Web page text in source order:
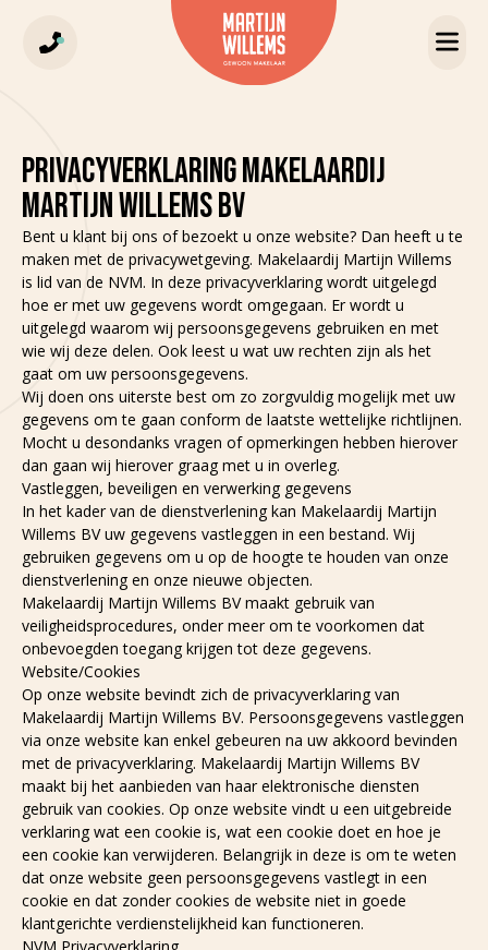
PRIVACYVERKLARING MAKELAARDIJ
MARTIJN WILLEMS BV
Bent u klant bij ons of bezoekt u onze website? Dan heeft u te
maken met de privacywetgeving. Makelaardij Martijn Willems
is lid van de NVM. In deze privacyverklaring wordt uitgelegd
hoe er met uw gegevens wordt omgegaan. Er wordt u
uitgelegd waarom wij persoonsgegevens gebruiken en met
wie wij deze delen. Ook leest u wat uw rechten zijn als het
gaat om uw persoonsgegevens.
Wij doen ons uiterste best om zo zorgvuldig mogelijk met uw
gegevens om te gaan conform de laatste wettelijke richtlijnen.
Mocht u desondanks vragen of opmerkingen hebben hierover
dan gaan wij hierover graag met u in overleg.
Vastleggen, beveiligen en verwerking gegevens
In het kader van de dienstverlening kan Makelaardij Martijn
Willems BV uw gegevens vastleggen in een bestand. Wij
gebruiken gegevens om u op de hoogte te houden van onze
dienstverlening en onze nieuwe objecten.
Makelaardij Martijn Willems BV maakt gebruik van
veiligheidsprocedures, onder meer om te voorkomen dat
onbevoegden toegang krijgen tot deze gegevens.
Website/Cookies
Op onze website bevindt zich de privacyverklaring van
Makelaardij Martijn Willems BV. Persoonsgegevens vastleggen
via onze website kan enkel gebeuren na uw akkoord bevinden
met de privacyverklaring. Makelaardij Martijn Willems BV
maakt bij het aanbieden van haar elektronische diensten
gebruik van cookies. Op onze website vindt u een uitgebreide
verklaring wat een cookie is, wat een cookie doet en hoe je
een cookie kan verwijderen. Belangrijk in deze is om te weten
dat onze website geen persoonsgegevens vastlegt in een
cookie en dat zonder cookies de website niet in goede
klantgerichte verdienstelijkheid kan functioneren.
NVM Privacyverklaring